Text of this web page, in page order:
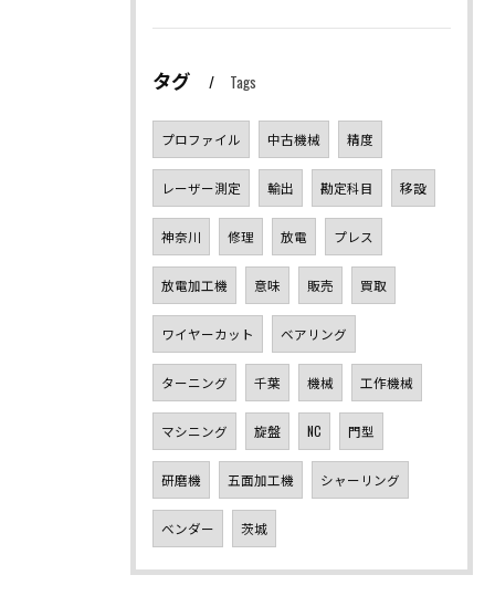
タグ Tags
プロファイル 中古機械 精度
レーザー測定 輸出 勘定科目 移設
神奈川 修理 放電 プレス
放電加工機 意味 販売 買取
ワイヤーカット ベアリング
ターニング 千葉 機械 工作機械
マシニング 旋盤 NC 門型
研磨機 五面加工機 シャーリング
ベンダー 茨城